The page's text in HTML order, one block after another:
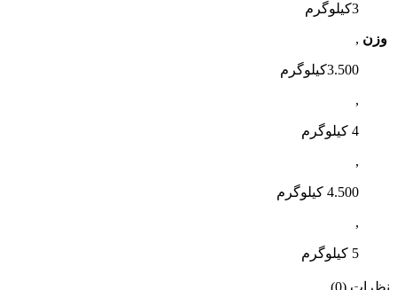
وزن
3کیلوگرم
,
3.500کیلوگرم
,
4 کیلوگرم
,
4.500 کیلوگرم
,
5 کیلوگرم
نظرات (0)